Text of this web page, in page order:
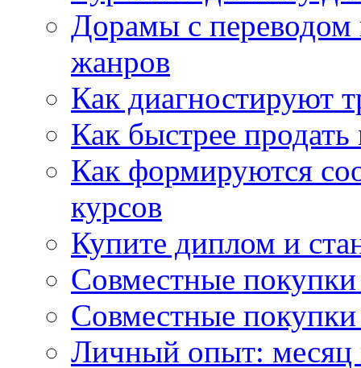
Дорамы с переводом
жанров
Как диагностируют
Как быстрее
Как формируются
курсов
Купите диплом и
Совместные
Совместные покупки
Личный опыт: месяц